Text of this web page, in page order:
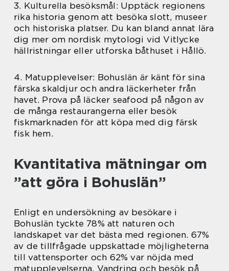
3. Kulturella besöksmål: Upptäck regionens
rika historia genom att besöka slott, museer
och historiska platser. Du kan bland annat lära
dig mer om nordisk mytologi vid Vitlycke
hällristningar eller utforska båthuset i Hållö.
4. Matupplevelser: Bohuslän är känt för sina
färska skaldjur och andra läckerheter från
havet. Prova på läcker seafood på någon av
de många restaurangerna eller besök
fiskmarknaden för att köpa med dig färsk
fisk hem.
Kvantitativa mätningar om
”att göra i Bohuslän”
Enligt en undersökning av besökare i
Bohuslän tyckte 78% att naturen och
landskapet var det bästa med regionen. 67%
av de tillfrågade uppskattade möjligheterna
till vattensporter och 62% var nöjda med
matupplevelserna. Vandring och besök på